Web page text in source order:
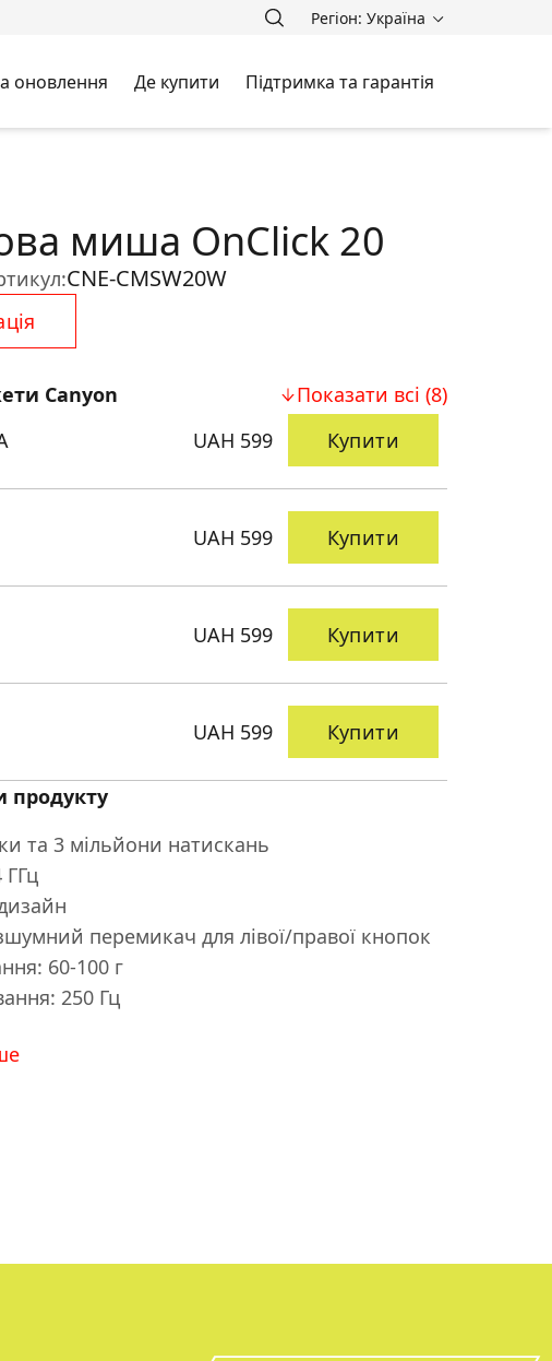
Регіон: Україна
оновлення Де купити Підтримка та гарантія
миша OnClick 20
CNE-CMSW20W
продукту
та 3 мільйони натискань
ГГц
перемикач для лівої/правої кнопок
60-100 г
250 Гц
Canyon
UAH 599 Купити
UAH 599 Купити
UAH 599 Купити
UAH 599 Купити
Показати всі (8)